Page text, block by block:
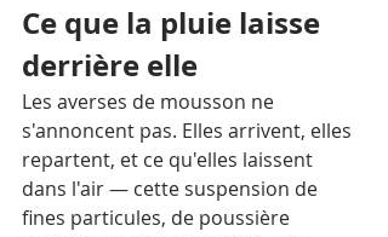
Ce que la pluie laisse
derrière elle
Les averses de mousson ne
s'annoncent pas. Elles arrivent, elles
repartent, et ce qu'elles laissent
dans l'air — cette suspension de
fines particules, de poussière